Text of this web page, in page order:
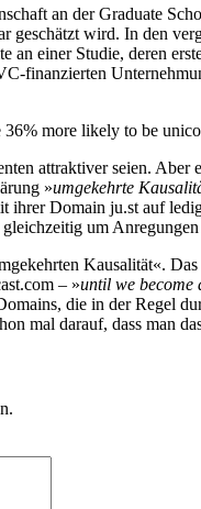
an der Graduate
wird. In den
an einer Studie, deren
finanzierten
more likely to be
attraktiver seien.
»umgekehrte
ihrer Domain ju.st auf
um Anregungen
Kausalität«.
– »until we become
die in der Regel
mal darauf, dass man